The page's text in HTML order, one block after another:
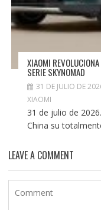
XIAOMI
SERIE SKYNOMAD
31 DE JULIO DE
XIAOMI
31 de julio de
China su
LEAVE A COMMENT